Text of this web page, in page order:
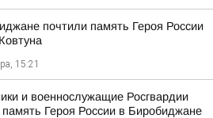
почтили память Героя России
15:21
и военнослужащие Росгвардии
память Героя России в Биробиджане